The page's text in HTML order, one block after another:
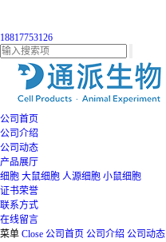
18817753126
公司首页
公司介绍
公司动态
产品展厅
细胞 大鼠细胞 人源细胞 小鼠细胞
证书荣誉
联系方式
在线留言
菜单 Close 公司首页 公司介绍 公司动态